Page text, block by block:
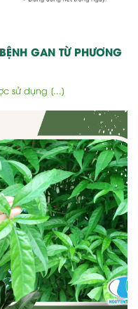
GAN TỪ PHƯƠNG
sử dụng [...]